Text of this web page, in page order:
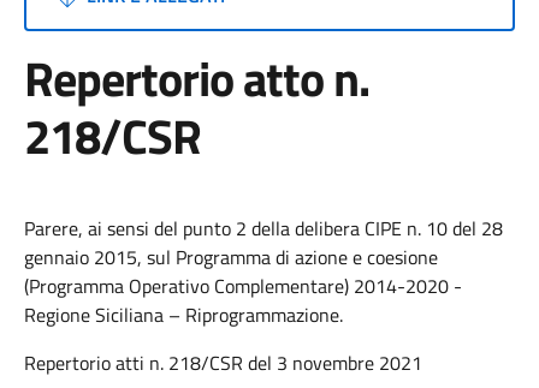
Repertorio atto n.
218/CSR
Parere, ai sensi del punto 2 della delibera CIPE n. 10 del 28
gennaio 2015, sul Programma di azione e coesione
(Programma Operativo Complementare) 2014-2020 -
Regione Siciliana – Riprogrammazione.
Repertorio atti n. 218/CSR del 3 novembre 2021